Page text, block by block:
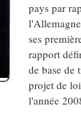
pays par
ses
rapport
de base de
projet de
l'année